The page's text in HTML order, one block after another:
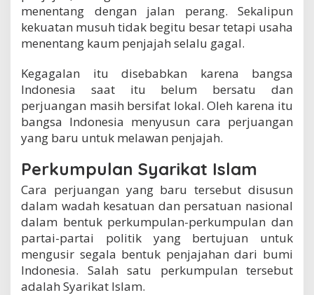
n
g
I
s
a
m
m
a
s
a
p
r
u
a
n
a
n
menentang dengan jalan perang. Sekalipun
kekuatan musuh tidak begitu besar tetapi usaha
menentang kaum penjajah selalu gagal.
Kegagalan itu disebabkan karena bangsa
Indonesia saat itu belum bersatu dan
perjuangan masih bersifat lokal. Oleh karena itu
bangsa Indonesia menyusun cara perjuangan
yang baru untuk melawan penjajah.
Perkumpulan Syarikat Islam
Cara perjuangan yang baru tersebut disusun
dalam wadah kesatuan dan persatuan nasional
dalam bentuk perkumpulan-perkumpulan dan
partai-partai politik yang bertujuan untuk
mengusir segala bentuk penjajahan dari bumi
Indonesia. Salah satu perkumpulan tersebut
adalah Syarikat Islam.